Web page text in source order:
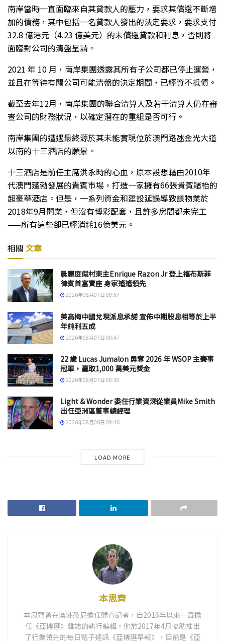
南岸當時一直面臨來自其貸款人的壓力，要求其償還不斷增
加的債務，其中包括一名貸款人發出的法定要求，要求支付
32.8 億港元（4.23 億美元）的未償還貸款和利息，否則將
面臨對公司的清盤呈請。
2021 年 10 月，南岸集團透露其所有子公司都已停止運營，
並且在等待有關公司可能清盤的決定期間，已經資不抵債。
截至去年12月，南岸集團的聯合清算人及若干清算人仍在審
查公司的財務狀況，以確定潛在的重組是否可行。
南岸集團的遭遇最終源於其未能實現位於澳門路氹金光大道
以南的十三酒店的願景。
十三酒店是前任主席洪永時的心血，原本設想藉由2010年
代澳門蓬勃發展的貴賓市場，打造一家擁有66張貴賓賭枱的
超豪華酒店。但是，一系列資金和建設延誤導致該物業於
2018年9月開業，但沒有博彩配套，且許多房間都未完工
——所有這些卻已經消耗16億美元。
相關 文章
晨麗度假村東主Enrique Razon Jr 登上福布斯菲
律賓首富寶座 身家遙遙領先
2026年08月07日 09:57
美高梅中國兌現派息承諾 宣佈中期股息相等於上半
年純利五成
2026年08月07日 09:47
22 歲 Lucas Jumalon 勇奪 2026 年 WSOP 主賽事
冠軍，贏取1,000 萬美元獎金
2026年08月07日 09:30
Light & Wonder 委任行業資深從業員Mike Smith
出任亞洲區董事總經理
2026年08月06日 09:46
LOAD MORE
本思齊
本思齊曾在澳洲悉尼擔任體育記者，自2016年以來一直擔
任《亞博匯》雜誌的執行編輯。他於2017年4月協助推出
了行業領先的每日電子通訊《亞博匯早報》，目前是《亞